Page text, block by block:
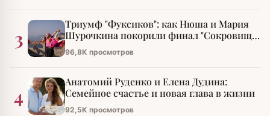
3
Триумф "Фуксиков": как Нюша и Мария
Шурочкина покорили финал "Сокровищ
императора"
96,8К просмотров
4
Анатомий Руденко и Елена Дудина:
Семейное счастье и новая глава в жизни
92,5К просмотров